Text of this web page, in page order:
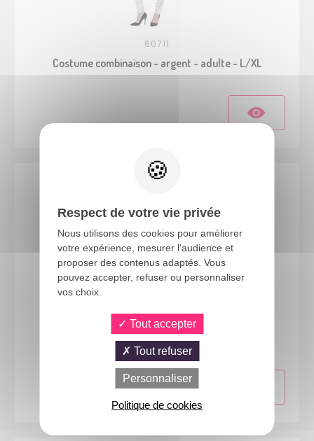
60711
Costume combinaison - argent - adulte - L/XL
60713
Costume combinaison - or - adulte - L/XL
Respect de votre vie privée
Nous utilisons des cookies pour améliorer
votre expérience, mesurer l'audience et
proposer des contenus adaptés. Vous
pouvez accepter, refuser ou personnaliser
vos choix.
Tout accepter
Tout refuser
Personnaliser
Politique de cookies